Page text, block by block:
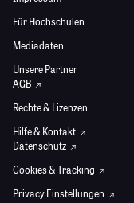
Für Hochschulen
Mediadaten
Unsere Partner
AGB
Rechte & Lizenzen
Hilfe & Kontakt
Datenschutz
Cookies & Tracking
Privacy Einstellungen